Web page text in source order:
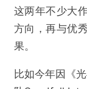
这两年不少大
方向，再与优
果。
比如今年因《